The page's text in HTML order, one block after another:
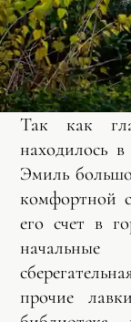
Так как
находилось
Эмиль
комфортной
его счет в
прочие